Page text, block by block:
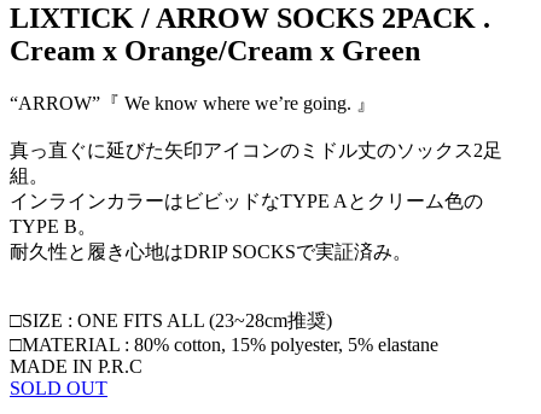
LIXTICK / ARROW SOCKS 2PACK .
Cream x Orange/Cream x Green
“ARROW”『 We know where we’re going. 』
真っ直ぐに延びた矢印アイコンのミドル丈のソックス2足
組。
インラインカラーはビビッドなTYPE Aとクリーム色の
TYPE B。
耐久性と履き心地はDRIP SOCKSで実証済み。
□SIZE : ONE FITS ALL (23~28cm推奨)
□MATERIAL : 80% cotton, 15% polyester, 5% elastane
MADE IN P.R.C
SOLD OUT